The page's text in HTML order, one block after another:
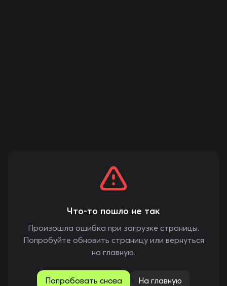
Что-то пошло не так
Произошла ошибка при загрузке страницы.
Попробуйте обновить страницу или вернуться
на главную.
Попробовать снова На главную